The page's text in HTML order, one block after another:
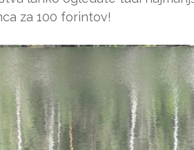
za 100 forintov!